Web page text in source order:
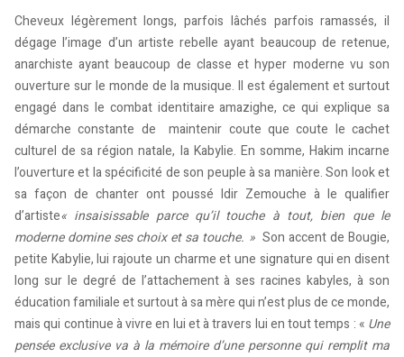
Cheveux légèrement longs, parfois lâchés parfois ramassés, il
dégage l’image d’un artiste rebelle ayant beaucoup de retenue,
anarchiste ayant beaucoup de classe et hyper moderne vu son
ouverture sur le monde de la musique. Il est également et surtout
engagé dans le combat identitaire amazighe, ce qui explique sa
démarche constante de maintenir coute que coute le cachet
culturel de sa région natale, la Kabylie. En somme, Hakim incarne
l’ouverture et la spécificité de son peuple à sa manière. Son look et
sa façon de chanter ont poussé Idir Zemouche à le qualifier
d’artiste« insaisissable parce qu’il touche à tout, bien que le
moderne domine ses choix et sa touche. »Son accent de Bougie,
petite Kabylie, lui rajoute un charme et une signature qui en disent
long sur le degré de l’attachement à ses racines kabyles, à son
éducation familiale et surtout à sa mère qui n’est plus de ce monde,
mais qui continue à vivre en lui et à travers lui en tout temps : « Une
pensée exclusive va à la mémoire d’une personne qui remplit ma